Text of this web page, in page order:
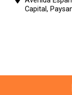
Capital,